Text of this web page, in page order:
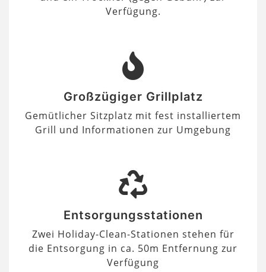
Verfügung.
Großzügiger Grillplatz
Gemütlicher Sitzplatz mit fest installiertem
Grill und Informationen zur Umgebung
Entsorgungsstationen
Zwei Holiday-Clean-Stationen stehen für
die Entsorgung in ca. 50m Entfernung zur
Verfügung